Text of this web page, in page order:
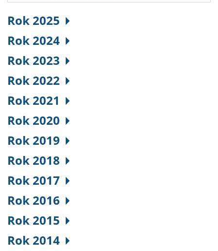
Rok 2025
Rok 2024
Rok 2023
Rok 2022
Rok 2021
Rok 2020
Rok 2019
Rok 2018
Rok 2017
Rok 2016
Rok 2015
Rok 2014